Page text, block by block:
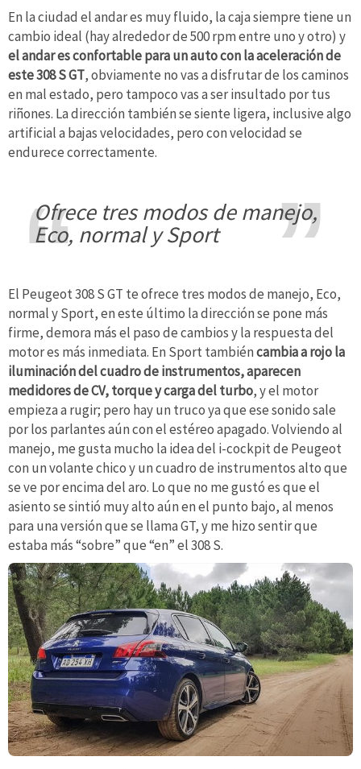
En la ciudad el andar es muy fluido, la caja siempre tiene un
cambio ideal (hay alrededor de 500 rpm entre uno y otro) y
el andar es confortable para un auto con la aceleración de
este 308 S GT, obviamente no vas a disfrutar de los caminos
en mal estado, pero tampoco vas a ser insultado por tus
riñones. La dirección también se siente ligera, inclusive algo
artificial a bajas velocidades, pero con velocidad se
endurece correctamente.
ofrece tres modos de manejo,
Eco, normal y Sport
El Peugeot 308 S GT te ofrece tres modos de manejo, Eco,
normal y Sport, en este último la dirección se pone más
firme, demora más el paso de cambios y la respuesta del
motor es más inmediata. En Sport tambiéncambia a rojo la
iluminación del cuadro de instrumentos, aparecen
medidores de CV, torque y carga del turbo, y el motor
empieza a rugir; pero hay un truco ya que ese sonido sale
por los parlantes aún con el estéreo apagado. Volviendo al
manejo, me gusta mucho la idea del i-cockpit de Peugeot
con un volante chico y un cuadro de instrumentos alto que
se ve por encima del aro. Lo que no me gustó es que el
asiento se sintió muy alto aún en el punto bajo, al menos
para una versión que se llama GT, y me hizo sentir que
estaba más “sobre” que “en” el 308 S.